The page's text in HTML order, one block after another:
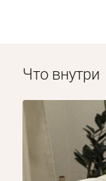
Что внутри